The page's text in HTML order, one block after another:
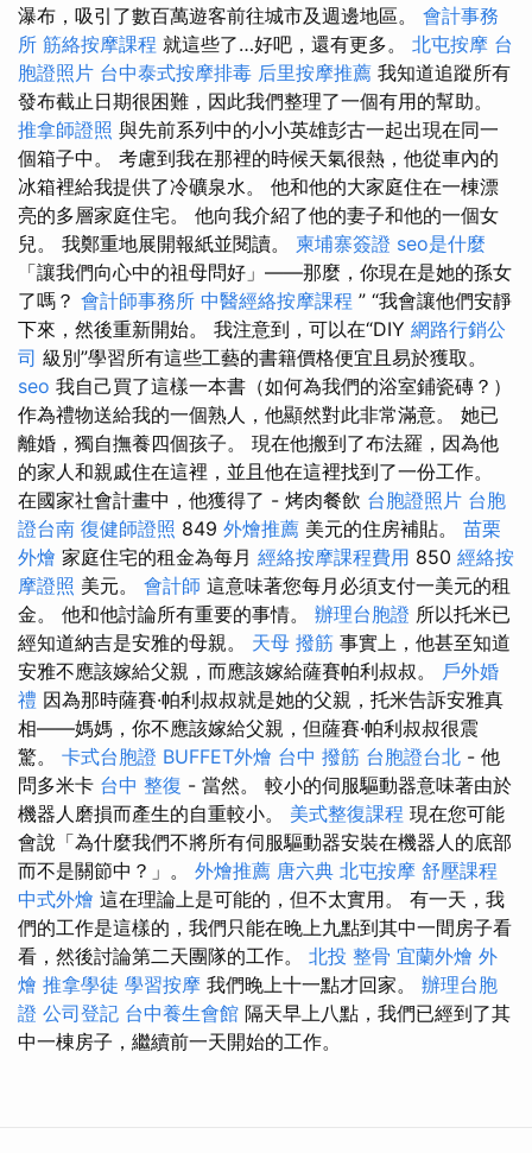
瀑布，吸引了數百萬遊客前往城市及週邊地區。 會計事務
所 筋絡按摩課程 就這些了…好吧，還有更多。 北屯按摩 台
胞證照片 台中泰式按摩排毒 后里按摩推薦 我知道追蹤所有
發布截止日期很困難，因此我們整理了一個有用的幫助。
推拿師證照 與先前系列中的小小英雄彭古一起出現在同一
個箱子中。 考慮到我在那裡的時候天氣很熱，他從車內的
冰箱裡給我提供了冷礦泉水。 他和他的大家庭住在一棟漂
亮的多層家庭住宅。 他向我介紹了他的妻子和他的一個女
兒。 我鄭重地展開報紙並閱讀。 柬埔寨簽證 seo是什麼
「讓我們向心中的祖母問好」——那麼，你現在是她的孫女
了嗎？ 會計師事務所 中醫經絡按摩課程 ” “我會讓他們安靜
下來，然後重新開始。 我注意到，可以在“DIY 網路行銷公
司 級別”學習所有這些工藝的書籍價格便宜且易於獲取。
seo 我自己買了這樣一本書（如何為我們的浴室鋪瓷磚？）
作為禮物送給我的一個熟人，他顯然對此非常滿意。 她已
離婚，獨自撫養四個孩子。 現在他搬到了布法羅，因為他
的家人和親戚住在這裡，並且他在這裡找到了一份工作。
在國家社會計畫中，他獲得了 - 烤肉餐飲 台胞證照片 台胞
證台南 復健師證照 849 外燴推薦 美元的住房補貼。 苗栗
外燴 家庭住宅的租金為每月 經絡按摩課程費用 850 經絡按
摩證照 美元。 會計師 這意味著您每月必須支付一美元的租
金。 他和他討論所有重要的事情。 辦理台胞證 所以托米已
經知道納吉是安雅的母親。 天母 撥筋 事實上，他甚至知道
安雅不應該嫁給父親，而應該嫁給薩賽帕利叔叔。 戶外婚
禮 因為那時薩賽·帕利叔叔就是她的父親，托米告訴安雅真
相——媽媽，你不應該嫁給父親，但薩賽·帕利叔叔很震
驚。 卡式台胞證 BUFFET外燴 台中 撥筋 台胞證台北 - 他
問多米卡 台中 整復 - 當然。 較小的伺服驅動器意味著由於
機器人磨損而產生的自重較小。 美式整復課程 現在您可能
會說「為什麼我們不將所有伺服驅動器安裝在機器人的底部
而不是關節中？」。 外燴推薦 唐六典 北屯按摩 舒壓課程
中式外燴 這在理論上是可能的，但不太實用。 有一天，我
們的工作是這樣的，我們只能在晚上九點到其中一間房子看
看，然後討論第二天團隊的工作。 北投 整骨 宜蘭外燴 外
燴 推拿學徒 學習按摩 我們晚上十一點才回家。 辦理台胞
證 公司登記 台中養生會館 隔天早上八點，我們已經到了其
中一棟房子，繼續前一天開始的工作。